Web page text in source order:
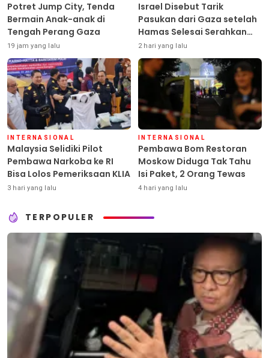
Potret Jump City, Tenda
Bermain Anak-anak di
Tengah Perang Gaza
19 jam yang lalu
Israel Disebut Tarik
Pasukan dari Gaza setelah
Hamas Selesai Serahkan
Senjata
2 hari yang lalu
INTERNASIONAL
Malaysia Selidiki Pilot
Pembawa Narkoba ke RI
Bisa Lolos Pemeriksaan KLIA
3 hari yang lalu
INTERNASIONAL
Pembawa Bom Restoran
Moskow Diduga Tak Tahu
Isi Paket, 2 Orang Tewas
4 hari yang lalu
TERPOPULER